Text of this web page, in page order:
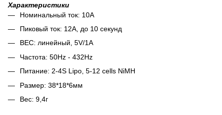
Характеристики
Номинальный ток: 10A
Пиковый ток: 12А, до 10 секунд
BEC: линейный, 5V/1A
Частота: 50Hz - 432Hz
Питание: 2-4S Lipo, 5-12 cells NiMH
Размер: 38*18*6мм
Вес: 9,4г